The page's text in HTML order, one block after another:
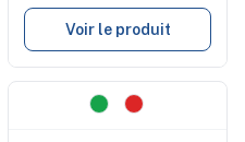
Voir le produit